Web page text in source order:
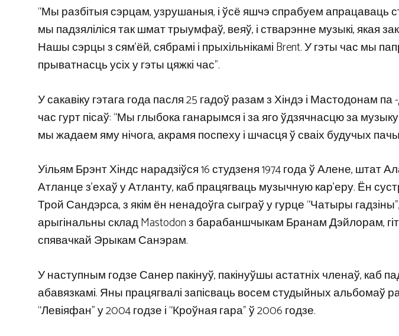
“Мы разбітыя сэрцам, узрушаныя, і ўсё яшчэ спрабуем апрацаваць
мы падзяліліся так шмат трыумфаў, веяў, і стварэнне музыкі, якая
Нашы сэрцы з сям’ёй, сябрамі і прыхільнікамі Brent. У гэты час мы
прыватнасць усіх у гэты цяжкі час”.
У сакавіку гэтага года пасля 25 гадоў разам з Хіндэ і Мастодонам
час гурт пісаў: “Мы глыбока ганарымся і за яго ўдзячнасцю за музыку
мы жадаем яму нічога, акрамя поспеху і шчасця ў сваіх будучых
Уільям Брэнт Хіндс нарадзіўся 16 студзеня 1974 года ў Алене, штат
Атланце з’ехаў у Атланту, каб працягваць музычную кар’еру. Ён
Трой Сандэрса, з якім ён ненадоўга сыграў у гурце “Чатыры
арыгінальны склад Mastodon з барабаншчыкам Бранам Дэйлорам,
спявачкай Эрыкам Санэрам.
У наступным годзе Санер пакінуў, пакінуўшы астатніх членаў, каб
абавязкамі. Яны працягвалі запісваць восем студыйных альбомаў
“Левіяфан” у 2004 годзе і “Кроўная гара” ў 2006 годзе.